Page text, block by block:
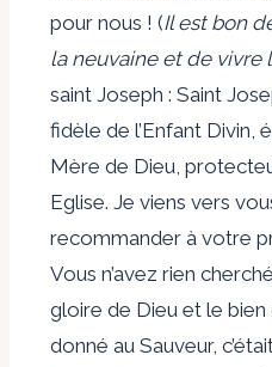
pour nous ! (Il est bon
la neuvaine et de vivre
saint Joseph : Saint
fidèle de l’Enfant Divin,
Mère de Dieu,
Eglise. Je viens vers
recommander à votre
Vous n’avez rien
gloire de Dieu et le bien
donné au Sauveur,